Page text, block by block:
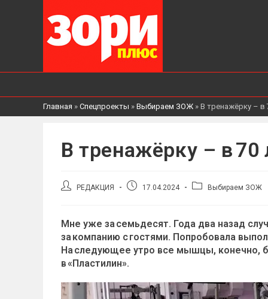
Главная » Спецпроекты » Выбираем ЗОЖ » В тренажёрку – в
В тренажёрку – в 70
АвторРЕДАКЦИЯ
Запись17.04.2024
РубрикаВыбираем ЗОЖ
Мне уже за семьдесят. Года два назад
за компанию с гостями. Попробовала
На следующее утро все мышцы, конечно,
в «Пластилин».